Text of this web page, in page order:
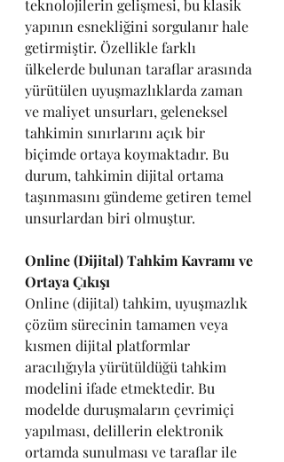
teknolojilerin gelişmesi, bu klasik
yapının esnekliğini sorgulanır hale
getirmiştir. Özellikle farklı
ülkelerde bulunan taraflar arasında
yürütülen uyuşmazlıklarda zaman
ve maliyet unsurları, geleneksel
tahkimin sınırlarını açık bir
biçimde ortaya koymaktadır. Bu
durum, tahkimin dijital ortama
taşınmasını gündeme getiren temel
unsurlardan biri olmuştur.
Online (Dijital) Tahkim Kavramı ve
Ortaya Çıkışı
Online (dijital) tahkim, uyuşmazlık
çözüm sürecinin tamamen veya
kısmen dijital platformlar
aracılığıyla yürütüldüğü tahkim
modelini ifade etmektedir. Bu
modelde duruşmaların çevrimiçi
yapılması, delillerin elektronik
ortamda sunulması ve taraflar ile